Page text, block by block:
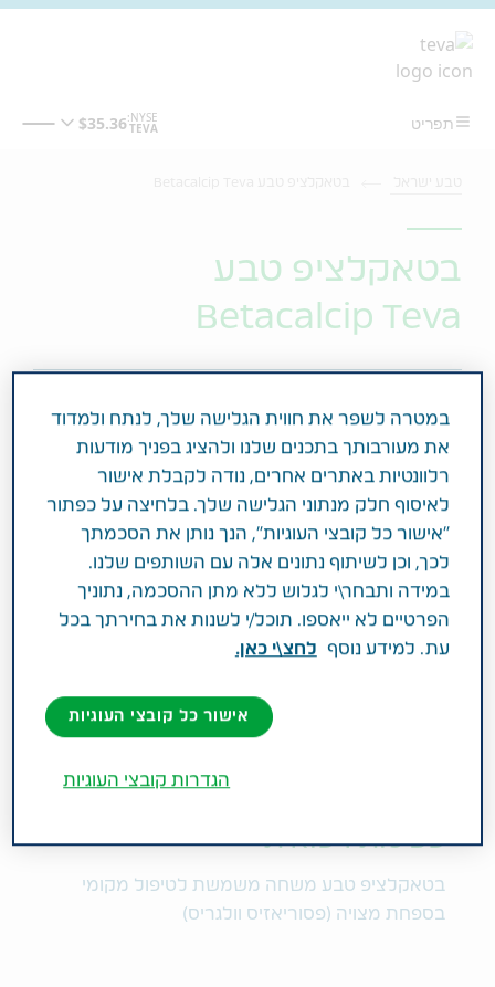
בטאקלציפ טבע
Betacalcip Teva
סיווג מוצר
במרשם רופא
מרכיב פעיל וחוזק
Calcipotriol 50 mcg / 1g
<br>Betamethasone (as diptopionate) 0.5
פעילות רפואית
בטאקלציפ טבע משחה משמשת לטיפול מקומי
בספחת מצויה (פסוריאזיס וולגריס)
במטרה לשפר את חווית הגלישה שלך, לנתח ולמדוד
את מעורבותך בתכנים שלנו ולהציג בפניך מודעות
רלוונטיות באתרים אחרים, נודה לקבלת אישור
לאיסוף חלק מנתוני הגלישה שלך. בלחיצה על כפתור
"אישור כל קובצי העוגיות", הנך נותן את הסכמתך
לכך, וכן לשיתוף נתונים אלה עם השותפים שלנו.
במידה ותבחר\י לגלוש ללא מתן ההסכמה, נתוניך
הפרטיים לא ייאספו. תוכל/י לשנות את בחירתך בכל
עת. למידע נוסף
לחצ\י כאן.
אישור כל קובצי העוגיות
הגדרות קובצי העוגיות